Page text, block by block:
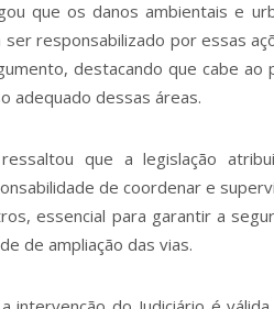
que os danos ambientais e
responsabilizado por essas
destacando que cabe ao
adequado dessas áreas.
que a legislação
de coordenar e
essencial para garantir a
de ampliação das vias.